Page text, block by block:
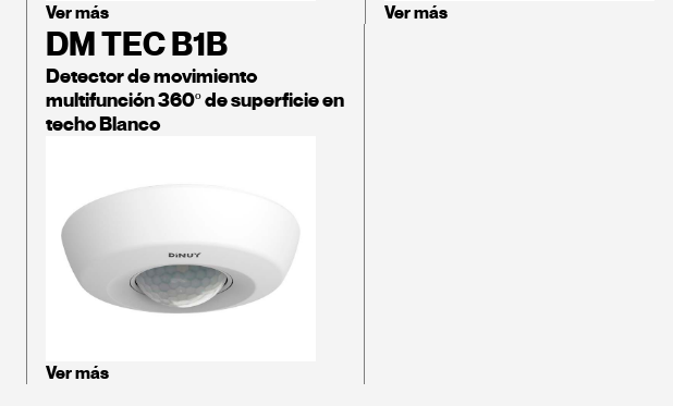
Ver más Ver más
DM TEC B1B
Detector de movimiento
multifunción 360º de superficie en
techo Blanco
Ver más